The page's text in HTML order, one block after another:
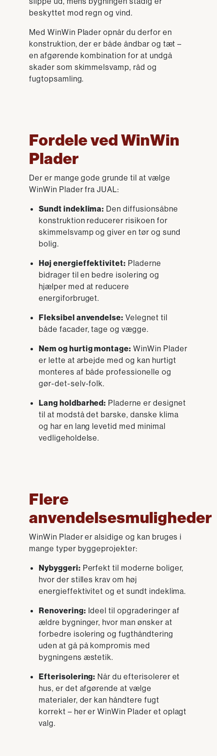
beskyttet mod regn og vind.
Med WinWin Plader opnår du derfor en
konstruktion, der er både åndbar og tæt –
en afgørende kombination for at undgå
skader som skimmelsvamp, råd og
fugtopsamling.
Fordele ved WinWin
Plader
Der er mange gode grunde til at vælge
WinWin Plader fra JUAL:
Sundt indeklima: Den diffusionsåbne
konstruktion reducerer risikoen for
skimmelsvamp og giver en tør og sund
bolig.
Høj energieffektivitet: Pladerne
bidrager til en bedre isolering og
hjælper med at reducere
energiforbruget.
Fleksibel anvendelse: Velegnet til
både facader, tage og vægge.
Nem og hurtig montage: WinWin Plader
er lette at arbejde med og kan hurtigt
monteres af både professionelle og
gør-det-selv-folk.
Lang holdbarhed: Pladerne er designet
til at modstå det barske, danske klima
og har en lang levetid med minimal
vedligeholdelse.
Flere
anvendelsesmuligheder
WinWin Plader er alsidige og kan bruges i
mange typer byggeprojekter:
Nybyggeri: Perfekt til moderne boliger,
hvor der stilles krav om høj
energieffektivitet og et sundt indeklima.
Renovering: Ideel til opgraderinger af
ældre bygninger, hvor man ønsker at
forbedre isolering og fugthåndtering
uden at gå på kompromis med
bygningens æstetik.
Efterisolering: Når du efterisolerer et
hus, er det afgørende at vælge
materialer, der kan håndtere fugt
korrekt – her er WinWin Plader et oplagt
valg.